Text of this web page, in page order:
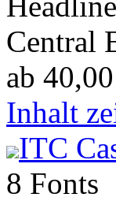
Central
ab
Inhalt
ITC
8 Fonts